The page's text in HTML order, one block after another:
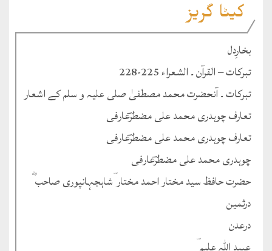
کیٹا گریز
بخارِدل
تبرکات – القرآن ۔ الشعراء 225-228
تبرکات ۔ آنحضرت محمد مصطفیٰ صلی علیہ و سلم کے اشعار
تعارف چوہدری محمد علی مضطرؔعارفی
تعارف چوہدری محمد علی مضطرؔعارفی
چوہدری محمد علی مضطرؔعارفی
حضرت حافظ سید مختار احمد مختار ؔشاہجہانپوری صاحب ؓ
درثمین
درعدن